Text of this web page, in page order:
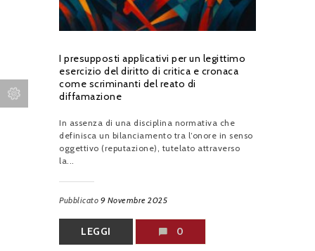
I presupposti applicativi per un legittimo
esercizio del diritto di critica e cronaca
come scriminanti del reato di
diffamazione
In assenza di una disciplina normativa che
definisca un bilanciamento tra l’onore in senso
oggettivo (reputazione), tutelato attraverso
la...
Pubblicato 9 Novembre 2025
LEGGI 0